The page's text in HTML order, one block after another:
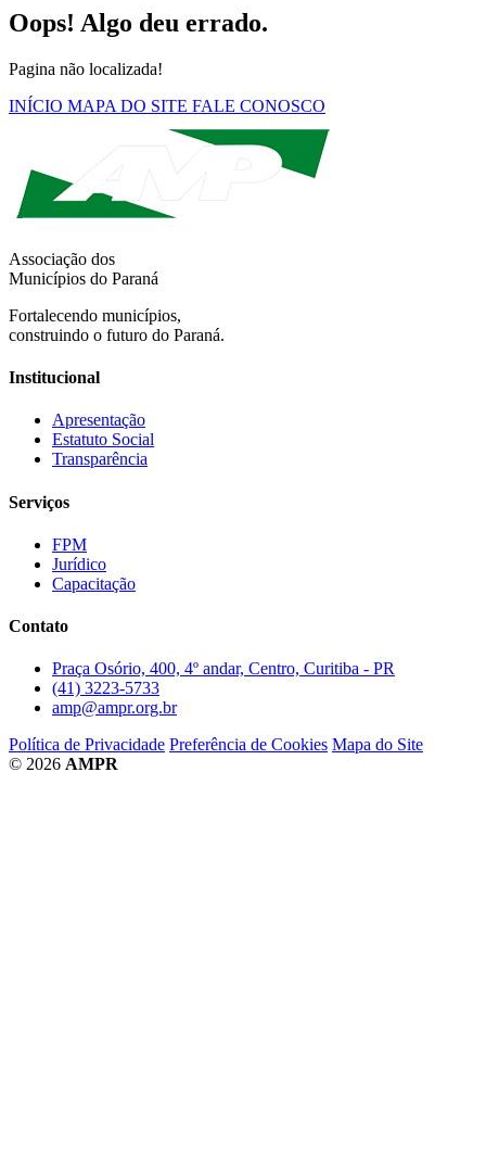
Oops! Algo deu errado.
Pagina não localizada!
INÍCIO MAPA DO SITE FALE CONOSCO
Associação dos
Municípios do Paraná
Fortalecendo municípios,
construindo o futuro do Paraná.
Institucional
Apresentação
Estatuto Social
Transparência
Serviços
FPM
Jurídico
Capacitação
Contato
Praça Osório, 400, 4º andar, Centro, Curitiba - PR
(41) 3223-5733
amp@ampr.org.br
Política de Privacidade Preferência de Cookies Mapa do Site
© 2026 AMPR